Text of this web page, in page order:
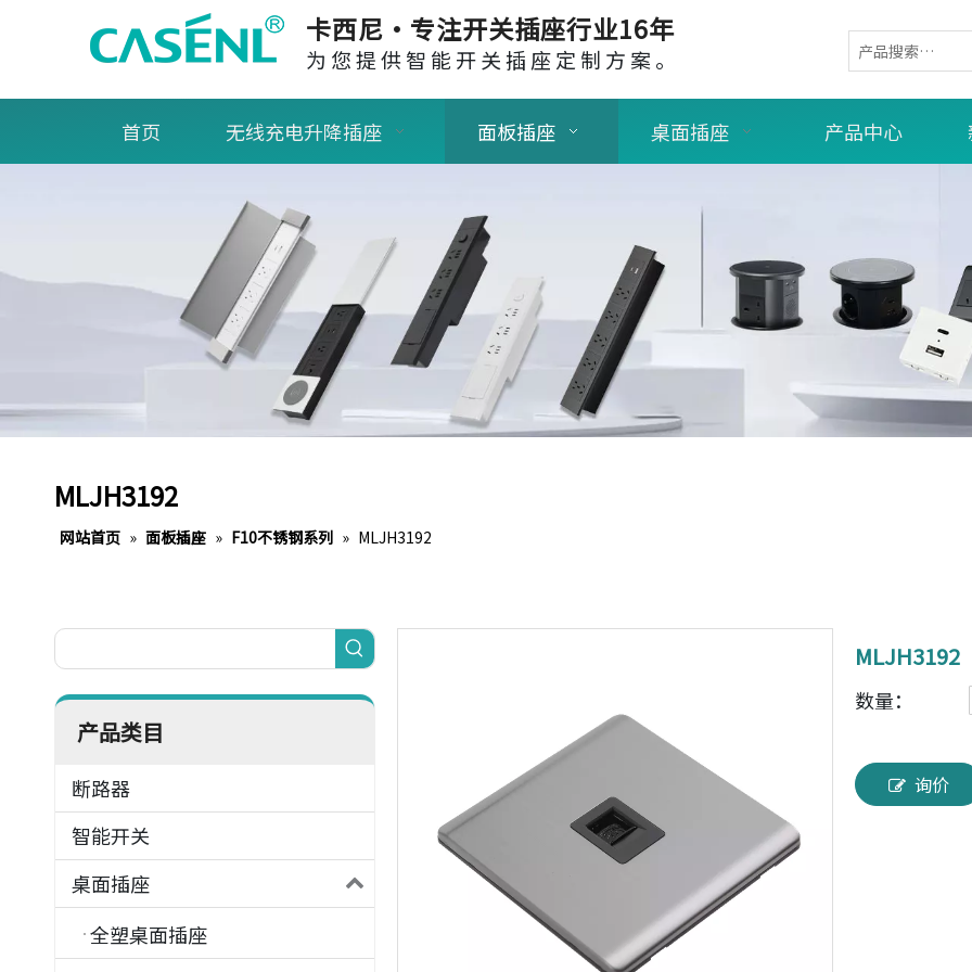
卡西尼·专注开关插座行业16年
为您提供智能开关插座定制方案。
首页 无线充电升降插座 面板插座 桌面插座 产品中心
MLJH3192
网站首页 » 面板插座 » F10不锈钢系列 » MLJH3192
产品类目
断路器
智能开关
桌面插座
全塑桌面插座
MLJH3192
数量：
询价